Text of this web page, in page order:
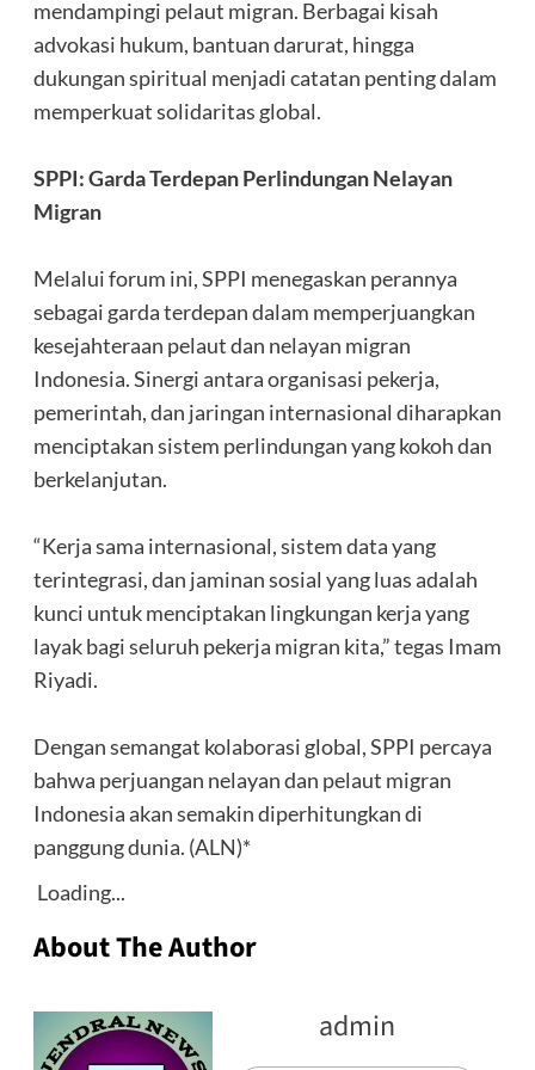
mendampingi pelaut migran. Berbagai kisah
advokasi hukum, bantuan darurat, hingga
dukungan spiritual menjadi catatan penting dalam
memperkuat solidaritas global.
‎SPPI: Garda Terdepan Perlindungan Nelayan
Migran
‎Melalui forum ini, SPPI menegaskan perannya
sebagai garda terdepan dalam memperjuangkan
kesejahteraan pelaut dan nelayan migran
Indonesia. Sinergi antara organisasi pekerja,
pemerintah, dan jaringan internasional diharapkan
menciptakan sistem perlindungan yang kokoh dan
berkelanjutan.
‎“Kerja sama internasional, sistem data yang
terintegrasi, dan jaminan sosial yang luas adalah
kunci untuk menciptakan lingkungan kerja yang
layak bagi seluruh pekerja migran kita,” tegas Imam
Riyadi.
‎Dengan semangat kolaborasi global, SPPI percaya
bahwa perjuangan nelayan dan pelaut migran
Indonesia akan semakin diperhitungkan di
panggung dunia. (ALN)*
Loading...
About The Author
admin